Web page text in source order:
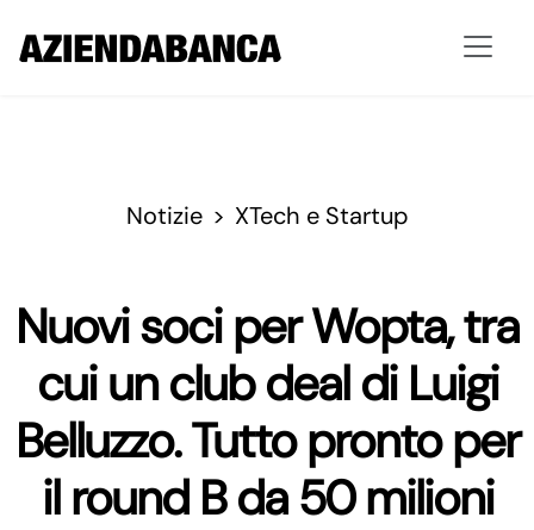
Notizie XTech e Startup
Nuovi soci per Wopta, tra
cui un club deal di Luigi
Belluzzo. Tutto pronto per
il round B da 50 milioni